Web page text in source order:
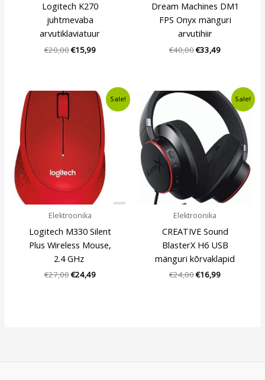
Logitech K270
juhtmevaba
arvutiklaviatuur
€20,00€15,99
Dream Machines DM1
FPS Onyx mänguri
arvutihiir
€40,00€33,49
Sale!
Elektroonika
Logitech M330 Silent
Plus Wireless Mouse,
2.4 GHz
€27,00€24,49
Current
price
is:
€24,49.
Sale!
Elektroonika
CREATIVE Sound
BlasterX H6 USB
mänguri kõrvaklapid
€24,00
Algne
hind
€16,99
Current
price
is:
€16,99.